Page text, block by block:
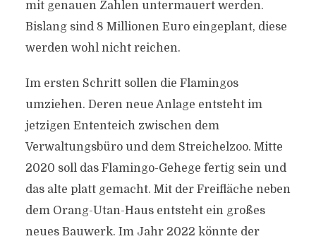
mit genauen Zahlen untermauert werden.
Bislang sind 8 Millionen Euro eingeplant, diese
werden wohl nicht reichen.
Im ersten Schritt sollen die Flamingos
umziehen. Deren neue Anlage entsteht im
jetzigen Ententeich zwischen dem
Verwaltungsbüro und dem Streichelzoo. Mitte
2020 soll das Flamingo-Gehege fertig sein und
das alte platt gemacht. Mit der Freifläche neben
dem Orang-Utan-Haus entsteht ein großes
neues Bauwerk. Im Jahr 2022 könnte der